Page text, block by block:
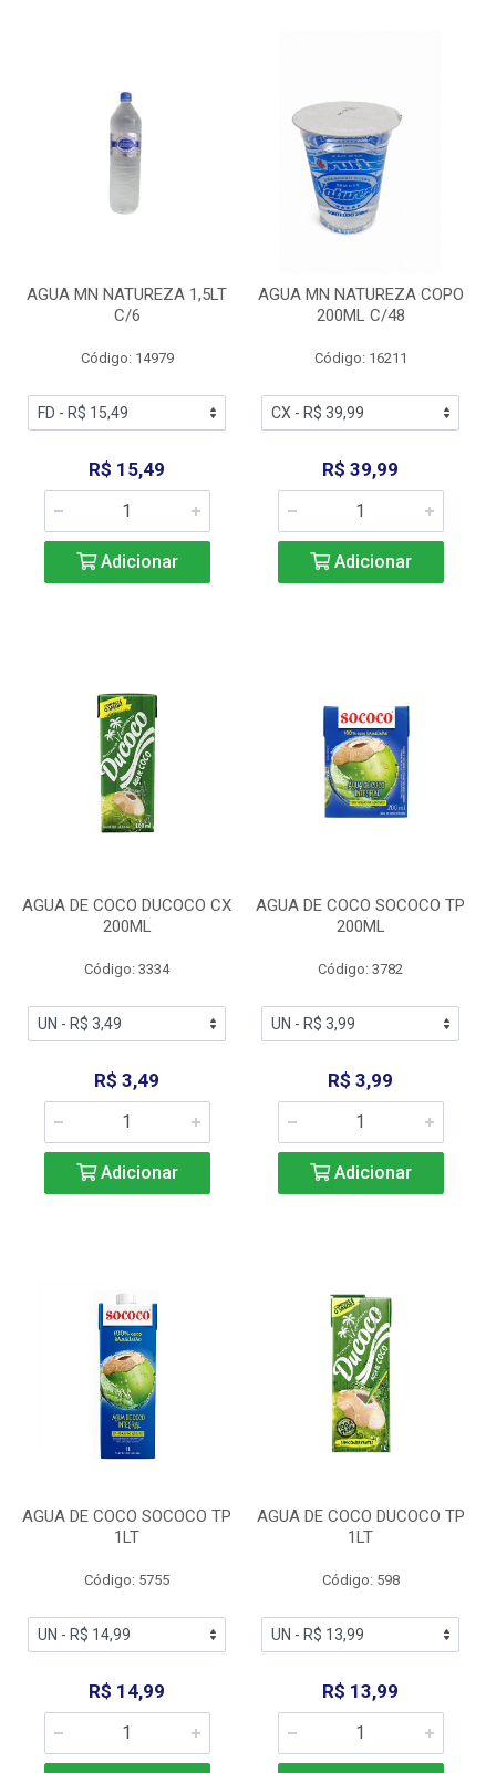
AGUA MN NATUREZA 1,5LT
C/6
Código: 14979
R$ 15,49
Adicionar
AGUA MN NATUREZA COPO
200ML C/48
Código: 16211
R$ 39,99
Adicionar
AGUA DE COCO DUCOCO CX
200ML
Código: 3334
R$ 3,49
Adicionar
AGUA DE COCO SOCOCO TP
200ML
Código: 3782
R$ 3,99
Adicionar
AGUA DE COCO SOCOCO TP
1LT
Código: 5755
R$ 14,99
AGUA DE COCO DUCOCO TP
1LT
Código: 598
R$ 13,99